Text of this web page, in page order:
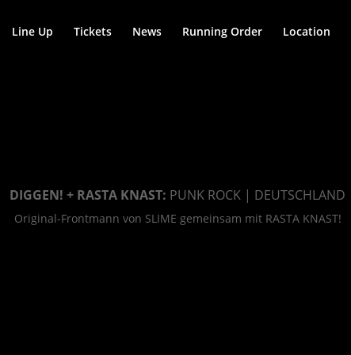
Line Up Tickets News Running Order Location
DIGGEN! + RASTA KNAST: PUNK ROCK | DEUTSCHLAND
Original-Frontmann von SLIME gemeinsam mit RASTA KNAST!